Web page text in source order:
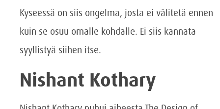
Kyseessä on siis ongelma, josta ei välitetä ennen
kuin se osuu omalle kohdalle. Ei siis kannata
syyllistyä siihen itse.
Nishant Kothary